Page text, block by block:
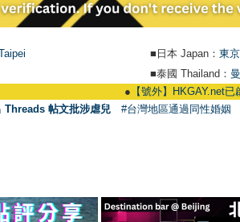
■日本 Japan： 東
■泰國 Thailand：
【號外】HKGAY.net已
Threads 帖文批涉虐兒 #台灣地區通過同性婚姻